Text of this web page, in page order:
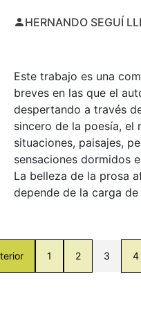
HERNANDO SEGUÍ
Este trabajo es una
breves en las que el
despertando a través
sincero de la poesía,
situaciones, paisajes,
sensaciones dormidos
La belleza de la prosa
depende de la carga
1 2 3 4